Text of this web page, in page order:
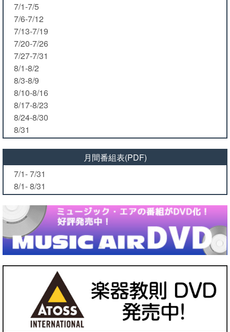
7/1-7/5
7/6-7/12
7/13-7/19
7/20-7/26
7/27-7/31
8/1-8/2
8/3-8/9
8/10-8/16
8/17-8/23
8/24-8/30
8/31
月間番組表(PDF)
7/1- 7/31
8/1- 8/31